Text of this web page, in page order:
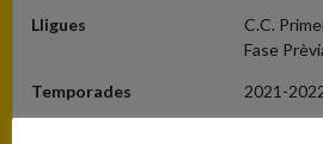
Lligues
C.C.
Fase
Temporades 2021-